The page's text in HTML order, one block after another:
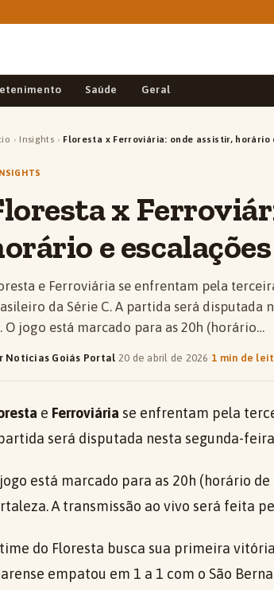
Saúde Geral
› Insights › Floresta x Ferroviária: onde assistir, horário
x
e escalações
e Ferroviária se enfrentam pela
da Série C. A partida será disputada
O jogo está marcado para as 20h (horário…
Notícias Goiás Portal·20 de abril de 2026 ·1 min de
e Ferroviária se enfrentam pela
será disputada nesta segunda-
está marcado para as 20h (horário
A transmissão ao vivo será feita
do Floresta busca sua primeira
empatou em 1 a 1 com o São